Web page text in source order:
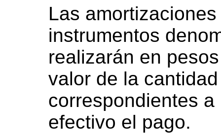
Las
instrumentos
realizarán en
valor de la
correspondientes
efectivo el pago.